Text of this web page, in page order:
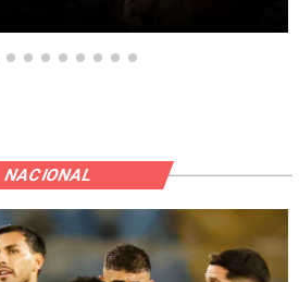
NACIONAL